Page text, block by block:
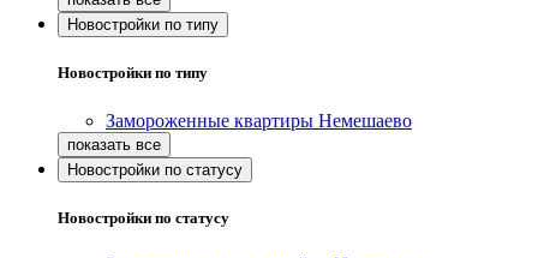
Новостройки по типу
Новостройки по типу
Замороженные квартиры Немешаево
Новостройки по статусу
Новостройки по статусу